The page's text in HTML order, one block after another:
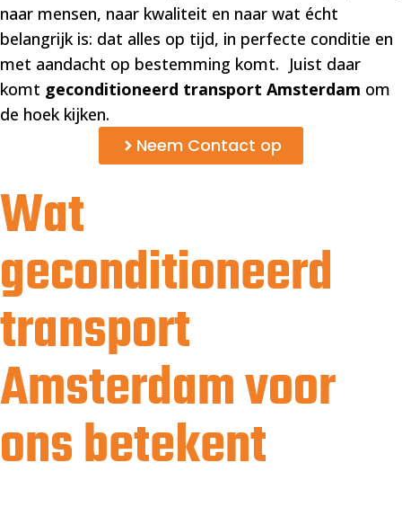
naar mensen, naar kwaliteit en naar wat écht
belangrijk is: dat alles op tijd, in perfecte conditie en
met aandacht op bestemming komt. Juist daar
komt geconditioneerd transport Amsterdam om
de hoek kijken.
Neem Contact op
Wat
geconditioneerd
transport
Amsterdam voor
ons betekent